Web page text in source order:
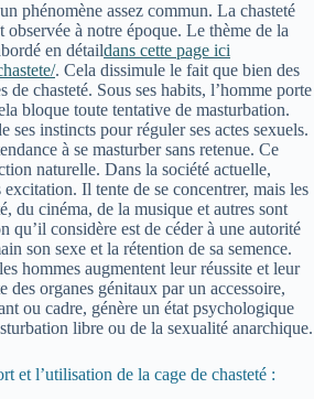
phénomène assez commun. La chasteté
observée à notre époque. Le thème de la
en détaildans cette page ici
. Cela dissimule le fait que bien des
de chasteté. Sous ses habits, l’homme porte
bloque toute tentative de masturbation.
ses instincts pour réguler ses actes sexuels.
à se masturber sans retenue. Ce
naturelle. Dans la société actuelle,
Il tente de se concentrer, mais les
du cinéma, de la musique et autres sont
qu’il considère est de céder à une autorité
son sexe et la rétention de sa semence.
hommes augmentent leur réussite et leur
des organes génitaux par un accessoire,
ou cadre, génère un état psychologique
libre ou de la sexualité anarchique.
et l’utilisation de la cage de chasteté :